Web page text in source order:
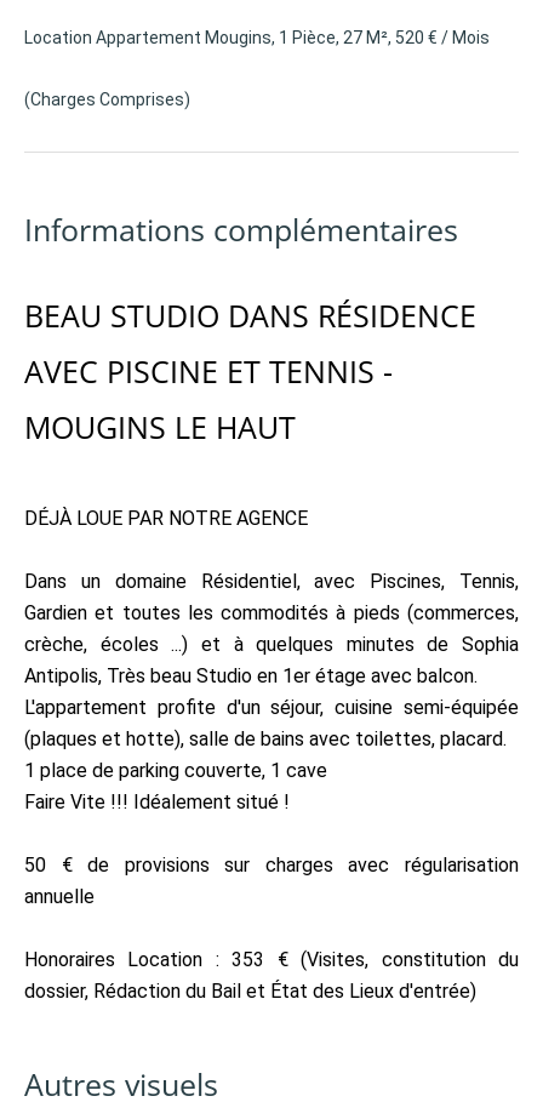
Location Appartement Mougins, 1 Pièce, 27 M², 520 € / Mois
(Charges Comprises)
Informations complémentaires
BEAU STUDIO DANS RÉSIDENCE
AVEC PISCINE ET TENNIS -
MOUGINS LE HAUT
DÉJÀ LOUE PAR NOTRE AGENCE
Dans un domaine Résidentiel, avec Piscines, Tennis,
Gardien et toutes les commodités à pieds (commerces,
crèche, écoles ...) et à quelques minutes de Sophia
Antipolis, Très beau Studio en 1er étage avec balcon.
L'appartement profite d'un séjour, cuisine semi-équipée
(plaques et hotte), salle de bains avec toilettes, placard.
1 place de parking couverte, 1 cave
Faire Vite !!! Idéalement situé !
50 € de provisions sur charges avec régularisation
annuelle
Honoraires Location : 353 € (Visites, constitution du
dossier, Rédaction du Bail et État des Lieux d'entrée)
Autres visuels